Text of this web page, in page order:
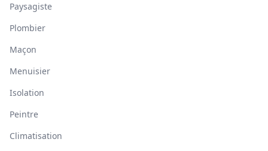
Paysagiste
Plombier
Maçon
Menuisier
Isolation
Peintre
Climatisation